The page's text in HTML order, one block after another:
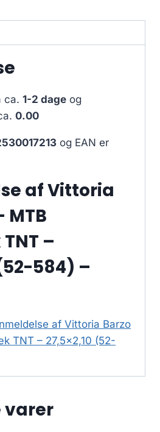
ca. 1-2 dage og
0.00
og EAN er
af Vittoria
MTB
–
584) –
af Vittoria Barzo
TNT – 27,5×2,10 (52-
varer